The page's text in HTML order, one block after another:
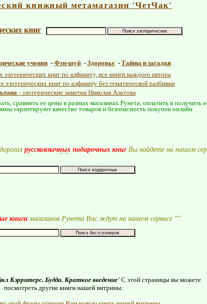
книжный метамагазин 'ЧетЧак'
книг
учения - Фэн-шуй - Здоровье - Тайны и загадки
эзотерических книг по алфавиту, все книги каждого автора
эзотерических книг по алфавиту без тематической разбивки
- эзотерические заметки Николая Альтова
сравнить ее цены в разных магазинах Рунета, оплатить и получить
гарантируют качество товаров и безопасность покупок онлайн
русскоязычных подарочных книгВы найдете на нашем
" "
книги магазинов Рунета Вас ждут на нашем сервисе ""
Кэрритерс. Будда. Краткое введение'С этой страницы вы можете
посмотреть другие книги нашей витрины: